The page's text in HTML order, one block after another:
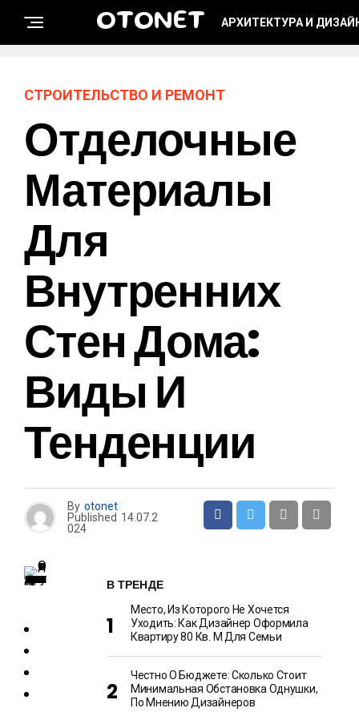
OTONET АРХИТЕКТУРА И
СТРОИТЕЛЬСТВО И РЕМОНТ
Отделочные
Материалы
Для
Внутренних
Стен Дома:
Виды И
Тенденции
By otonet
Published 14.07.2
024
В ТРЕНДЕ
Место, Из Которого Не Хочется
Уходить: Как Дизайнер Оформила
Квартиру 80 Кв. М Для Семьи
Честно О Бюджете: Сколько Стоит
Минимальная Обстановка Однушки,
По Мнению Дизайнеров